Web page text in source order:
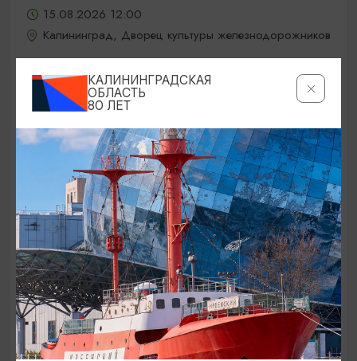
15.08.2026 12:00
Калининград, Дворец культуры железнодорожников
ОТ 5000₽
КОНЦЕРТЫ
Jony / Джони
15.08.2026 19:00
КАЛИНИНГРАДСКАЯ
ОБЛАСТЬ
80 ЛЕТ